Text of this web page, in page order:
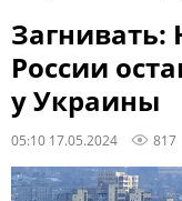
России
у Украины
05:10 17.05.2024 817